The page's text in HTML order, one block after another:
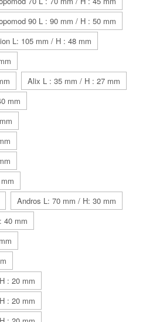
90 L : 90 mm / H : 50 mm
L: 105 mm / H : 48 mm
Alix L : 35 mm / H : 27 mm
mm
Andros L: 70 mm / H: 30 mm
40 mm
: 20 mm
: 20 mm